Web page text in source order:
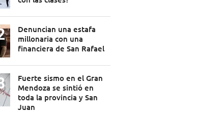
Denuncian una estafa
millonaria con una
financiera de San Rafael
Fuerte sismo en el Gran
Mendoza se sintió en
toda la provincia y San
Juan